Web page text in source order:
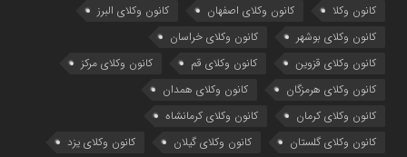
کانون وکلا
کانون وکلای اصفهان
کانون وکلای البرز
کانون وکلای بوشهر
کانون وکلای خراسان
کانون وکلای قزوین
کانون وکلای قم
کانون وکلای مرکز
کانون وکلای هرمزگان
کانون وکلای همدان
کانون وکلای کرمان
کانون وکلای کرمانشاه
کانون وکلای گلستان
کانون وکلای گیلان کانون وکلای یزد